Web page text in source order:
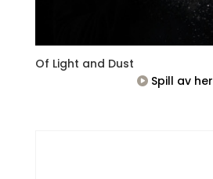
Of Light and Dust
Spill av her